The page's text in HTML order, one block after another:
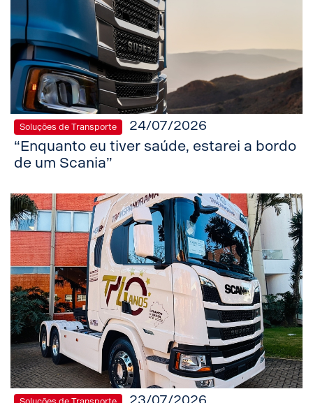
Soluções de Transporte 24/07/2026
“Enquanto eu tiver saúde, estarei a bordo
de um Scania”